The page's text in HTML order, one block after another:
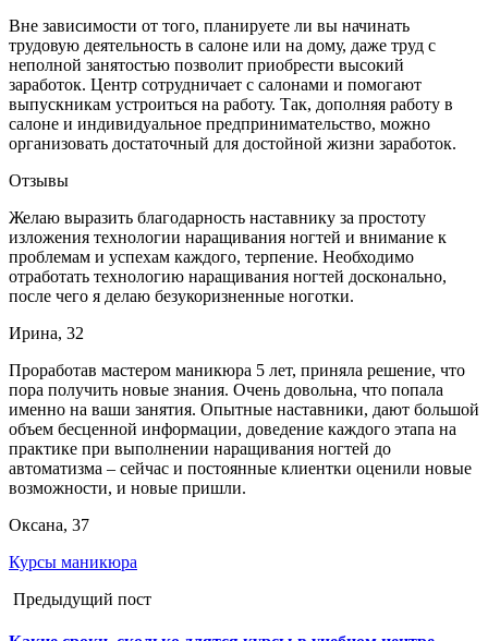
Вне зависимости от того, планируете ли вы начинать
трудовую деятельность в салоне или на дому, даже труд с
неполной занятостью позволит приобрести высокий
заработок. Центр сотрудничает с салонами и помогают
выпускникам устроиться на работу. Так, дополняя работу в
салоне и индивидуальное предпринимательство, можно
организовать достаточный для достойной жизни заработок.
Отзывы
Желаю выразить благодарность наставнику за простоту
изложения технологии наращивания ногтей и внимание к
проблемам и успехам каждого, терпение. Необходимо
отработать технологию наращивания ногтей досконально,
после чего я делаю безукоризненные ноготки.
Ирина, 32
Проработав мастером маникюра 5 лет, приняла решение, что
пора получить новые знания. Очень довольна, что попала
именно на ваши занятия. Опытные наставники, дают большой
объем бесценной информации, доведение каждого этапа на
практике при выполнении наращивания ногтей до
автоматизма – сейчас и постоянные клиентки оценили новые
возможности, и новые пришли.
Оксана, 37
Курсы маникюра
Предыдущий пост